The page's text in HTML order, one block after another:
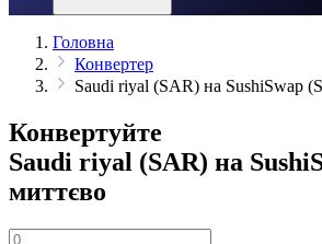
Головна
Конвертер
Saudi riyal (SAR) на SushiSwap
Конвертуйте
Saudi riyal (SAR) на
миттєво